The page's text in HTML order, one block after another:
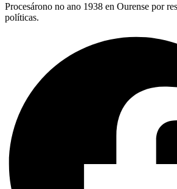
Procesárono no ano 1938 en Ourense por
políticas.